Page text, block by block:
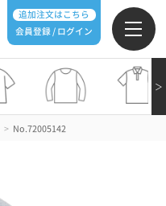
追加注文はこちら
会員登録 / ログイン
＞
> No.72005142